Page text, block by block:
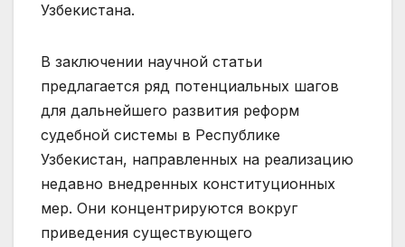
Узбекистана.
В заключении научной статьи
предлагается ряд потенциальных шагов
для дальнейшего развития реформ
судебной системы в Республике
Узбекистан, направленных на реализацию
недавно внедренных конституционных
мер. Они концентрируются вокруг
приведения существующего